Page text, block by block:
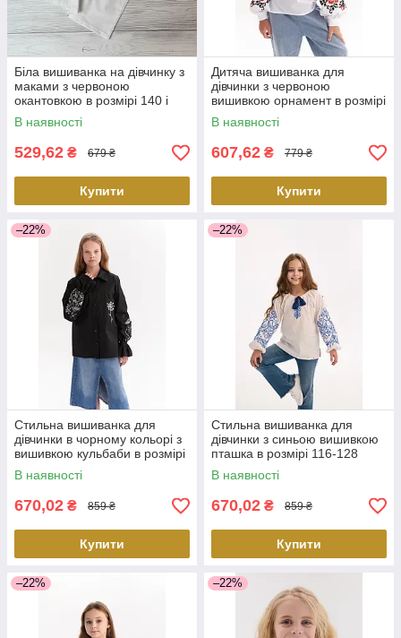
Біла вишиванка на дівчинку з
маками з червоною
окантовкою в розмірі 140 і
146
В наявності
529,62 ₴ 679 ₴
Купити
Дитяча вишиванка для
дівчинки з червоною
вишивкою орнамент в розмірі
116
В наявності
607,62 ₴ 779 ₴
Купити
–22%
Стильна вишиванка для
дівчинки в чорному кольорі з
вишивкою кульбаби в розмірі
134-146
В наявності
670,02 ₴ 859 ₴
Купити
–22%
Стильна вишиванка для
дівчинки з синьою вишивкою
пташка в розмірі 116-128
В наявності
670,02 ₴ 859 ₴
Купити
–22% –22%